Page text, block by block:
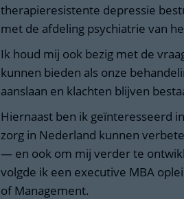
therapieresistente depressie
met de afdeling psychiatrie van
Ik houd mij ook bezig met de
kunnen bieden als onze
aanslaan en klachten blijven
Hiernaast ben ik geïnteresseerd
zorg in Nederland kunnen
— en ook om mij verder te
volgde ik een executive MBA
of Management.